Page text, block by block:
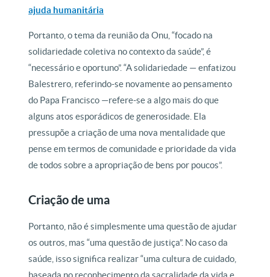
ajuda humanitária
Portanto, o tema da reunião da Onu, “focado na
solidariedade coletiva no contexto da saúde”, é
“necessário e oportuno”. “A solidariedade — enfatizou
Balestrero, referindo-se novamente ao pensamento
do Papa Francisco —refere-se a algo mais do que
alguns atos esporádicos de generosidade. Ela
pressupõe a criação de uma nova mentalidade que
pense em termos de comunidade e prioridade da vida
de todos sobre a apropriação de bens por poucos”.
Criação de uma
Portanto, não é simplesmente uma questão de ajudar
os outros, mas “uma questão de justiça”. No caso da
saúde, isso significa realizar “uma cultura de cuidado,